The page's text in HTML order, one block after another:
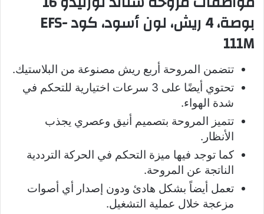
بوصة، 4 ريش، لون أسود، كود EFS-
111M
تتضمن المروحة أربع ريش مصنوعة من البلاستيك.
تحتوي أيضًا على 3 سرعات اختيارية للتحكم في
شدة الهواء.
تتميز المروحة بتصميم أنيق وعصري يجذب
الأنظار.
كما توجد فيها ميزة التحكم في الحركة الترددية
الناتجة عن المروحة.
تعمل أيضاً بشكل هادئ ودون إصدار أي أصوات
مزعجة خلال عملية التشغيل.